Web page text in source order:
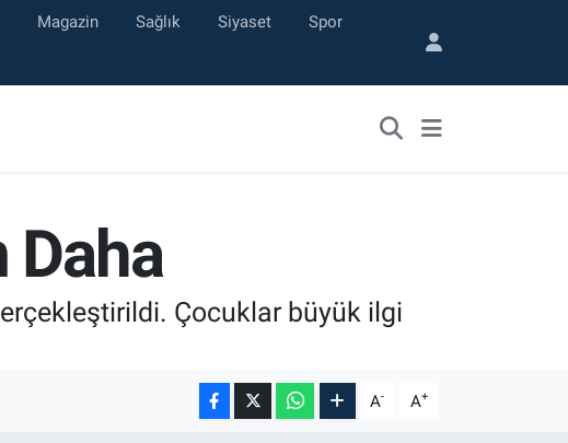
Magazin Sağlık Siyaset Spor
Daha
Çocuklar büyük ilgi
A- A+